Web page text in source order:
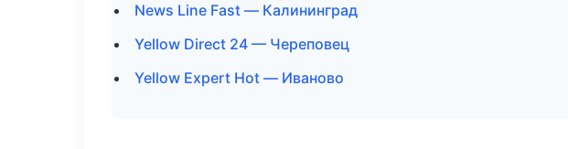
News Line Fast — Калининград
Yellow Direct 24 — Череповец
Yellow Expert Hot — Иваново